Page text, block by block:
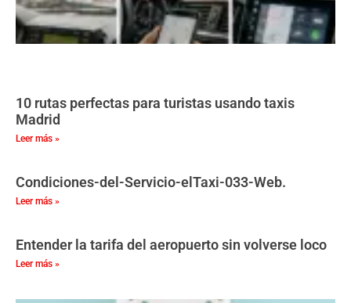
10 rutas perfectas para turistas usando taxis
Madrid
Leer más »
Condiciones-del-Servicio-elTaxi-033-Web.
Leer más »
Entender la tarifa del aeropuerto sin volverse loco
Leer más »